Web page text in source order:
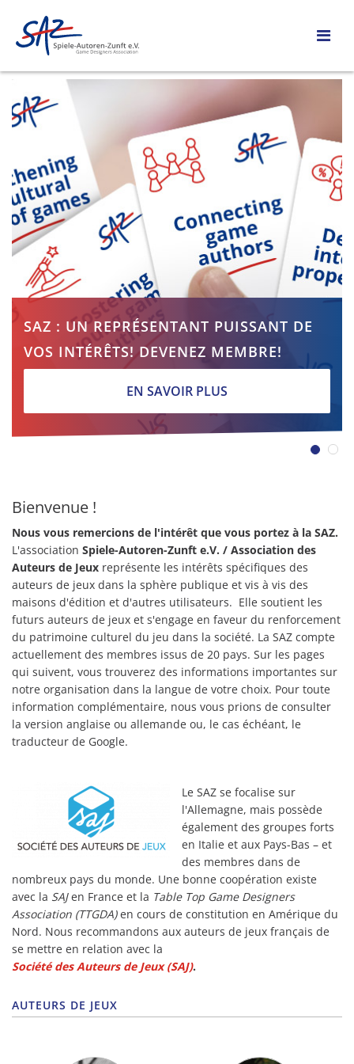
SAZ : UN REPRÉSENTANT PUISSANT DE
VOS INTÉRÊTS! DEVENEZ MEMBRE!
EN SAVOIR PLUS
Bienvenue !
Nous vous remercions de l'intérêt que vous portez à la SAZ.
L'association Spiele-Autoren-Zunft e.V. / Association des
Auteurs de Jeux représente les intérêts spécifiques des
auteurs de jeux dans la sphère publique et vis à vis des
maisons d'édition et d'autres utilisateurs. Elle soutient les
futurs auteurs de jeux et s'engage en faveur du renforcement
du patrimoine culturel du jeu dans la société. La SAZ compte
actuellement des membres issus de 20 pays. Sur les pages
qui suivent, vous trouverez des informations importantes sur
notre organisation dans la langue de votre choix. Pour toute
information complémentaire, nous vous prions de consulter
la version anglaise ou allemande ou, le cas échéant, le
traducteur de Google.
Le SAZ se focalise sur
l'Allemagne, mais possède
également des groupes forts
en Italie et aux Pays-Bas – et
des membres dans de
nombreux pays du monde. Une bonne coopération existe
avec la SAJen France et la Table Top Game Designers
Association (TTGDA)en cours de constitution en Amérique du
Nord. Nous recommandons aux auteurs de jeux français de
se mettre en relation avec la
Société des Auteurs de Jeux (SAJ).
AUTEURS DE JEUX